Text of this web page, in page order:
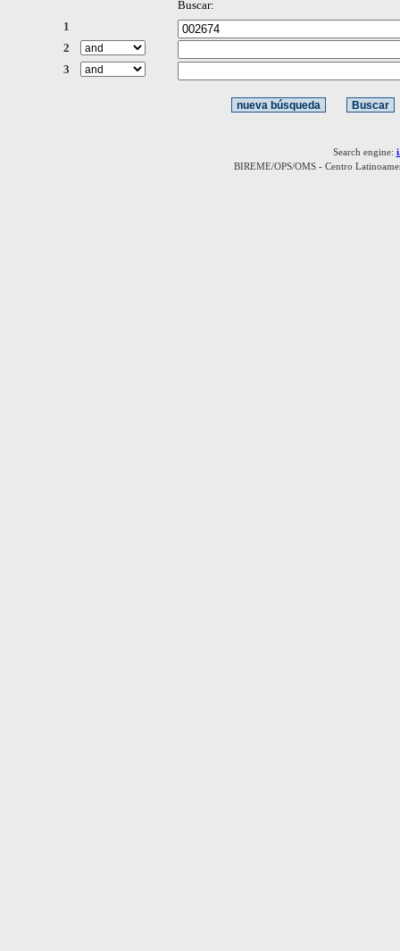
Buscar:
1
2
3
Search engine:
BIREME/OPS/OMS - Centro